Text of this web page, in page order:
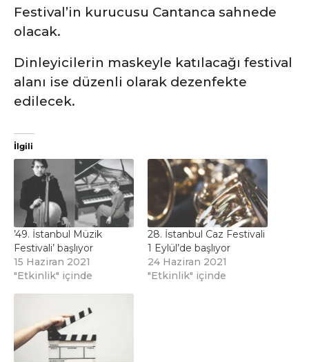
Festival’in kurucusu Cantanca sahnede
olacak.
Dinleyicilerin maskeyle katılacağı festival
alanı ise düzenli olarak dezenfekte
edilecek.
İlgili
’49. İstanbul Müzik
Festivali’ başlıyor
15 Haziran 2021
"Etkinlik" içinde
28. İstanbul Caz Festivali
1 Eylül’de başlıyor
24 Haziran 2021
"Etkinlik" içinde